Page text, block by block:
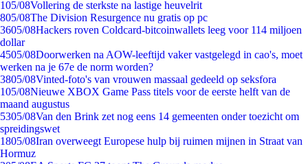
105/08Vollering de sterkste na lastige heuvelrit
805/08The Division Resurgence nu gratis op pc
3605/08Hackers roven Coldcard-bitcoinwallets leeg voor 114 miljoen
dollar
4505/08Doorwerken na AOW-leeftijd vaker vastgelegd in cao's, moet
werken na je 67e de norm worden?
3805/08Vinted-foto's van vrouwen massaal gedeeld op seksfora
105/08Nieuwe XBOX Game Pass titels voor de eerste helft van de
maand augustus
5305/08Van den Brink zet nog eens 14 gemeenten onder toezicht om
spreidingswet
1805/08Iran overweegt Europese hulp bij ruimen mijnen in Straat van
Hormuz